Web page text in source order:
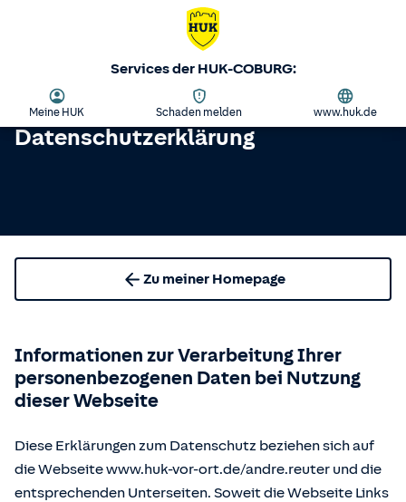
Services der HUK-COBURG:
Meine HUK Schaden melden www.huk.de
Datenschutzerklärung
Zu meiner Homepage
Informationen zur Verarbeitung Ihrer
personenbezogenen Daten bei Nutzung
dieser Webseite
Diese Erklärungen zum Datenschutz beziehen sich auf
die Webseite www.huk-vor-ort.de/andre.reuter und die
entsprechenden Unterseiten. Soweit die Webseite Links